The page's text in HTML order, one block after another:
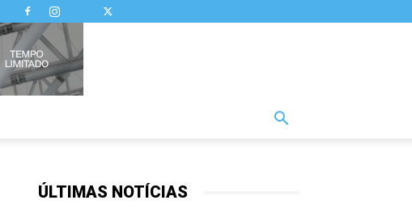
ÚLTIMAS NOTÍCIAS